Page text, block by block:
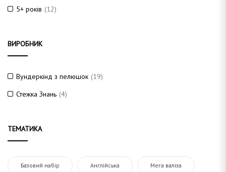
5+ років (12)
ВИРОБНИК
Вундеркінд з пелюшок (19)
Стежка Знань (4)
ТЕМАТИКА
Базовий набір Англійська Мега валіза